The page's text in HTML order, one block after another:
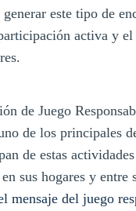
este tipo de
activa y el
de Juego
de los principales
de estas
sus hogares y entre
mensaje del juego